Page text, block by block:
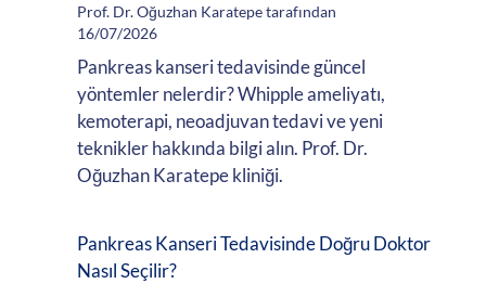
Prof. Dr. Oğuzhan Karatepe tarafından
16/07/2026
Pankreas kanseri tedavisinde güncel
yöntemler nelerdir? Whipple ameliyatı,
kemoterapi, neoadjuvan tedavi ve yeni
teknikler hakkında bilgi alın. Prof. Dr.
Oğuzhan Karatepe kliniği.
Pankreas Kanseri Tedavisinde Doğru Doktor
Nasıl Seçilir?